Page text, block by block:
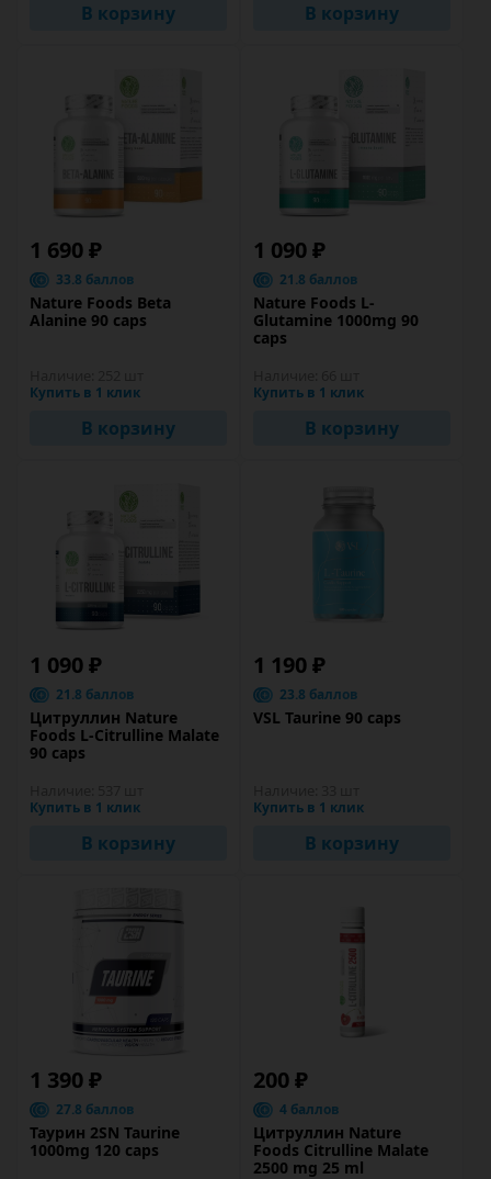
В корзину В корзину
1 690 ₽
33.8 баллов
Nature Foods Beta
Alanine 90 caps
Купить в 1 клик
В корзину
1 090 ₽
21.8 баллов
Nature Foods L-
Glutamine 1000mg 90
caps
Купить в 1 клик
В корзину
1 090 ₽
21.8 баллов
Цитруллин Nature
Foods L-Citrulline Malate
90 caps
Купить в 1 клик
В корзину
1 190 ₽
23.8 баллов
VSL Taurine 90 caps
Купить в 1 клик
В корзину
1 390 ₽
27.8 баллов
Таурин 2SN Taurine
1000mg 120 caps
200 ₽
4 баллов
Цитруллин Nature
Foods Citrulline Malate
2500 mg 25 ml